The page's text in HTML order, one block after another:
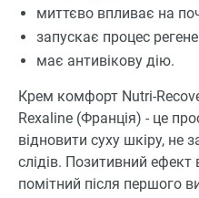
миттєво впливає на
запускає процес
має антивікову дію.
Крем комфорт Nutri-
Rexaline (Франція) - це
відновити суху шкіру, не
слідів. Позитивний
помітний після першого